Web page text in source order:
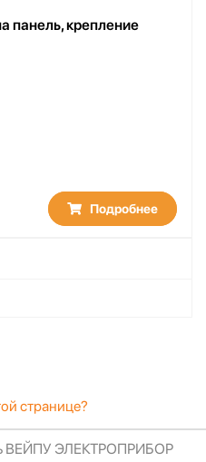
панель, крепление
Подробнее
странице?
ВЕЙПУ ЭЛЕКТРОПРИБОР